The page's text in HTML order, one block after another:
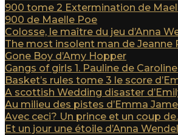
900 tome 2 Extermination de
900 de Maelle Poe
Colosse, le maître du jeu d’Anna
The most insolent man de Jeanne
Gone Boy d’Amy Hopper
Gangs of girls 1. Pauline de
Basket’s rules tome 3 le score
A scottish Wedding disaster
Au milieu des pistes d’Emma
Avec ceci? Un prince et un coup
Et un jour une étoile d’Anna